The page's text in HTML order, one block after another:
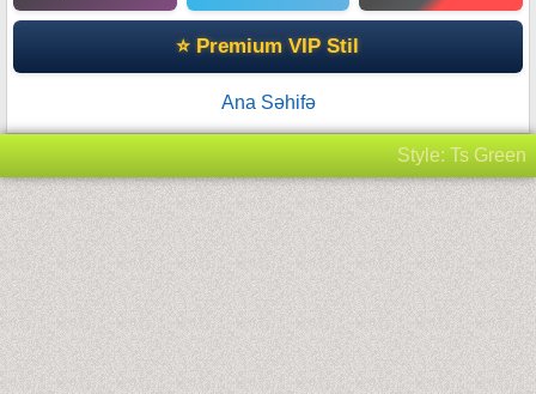
⭐ Premium VIP Stil
Ana Səhifə
Style: Ts Green